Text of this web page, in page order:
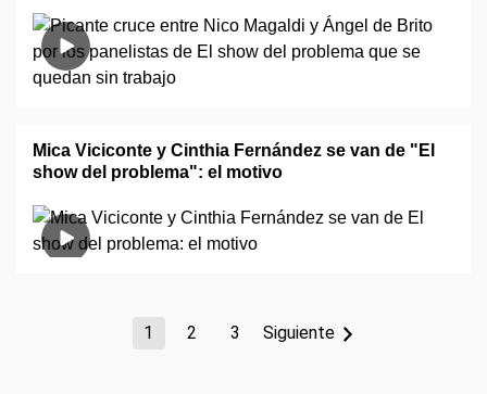
Mica Viciconte y Cinthia Fernández se van de "El
show del problema": el motivo
1 2 3 Siguiente